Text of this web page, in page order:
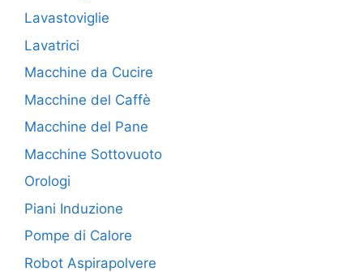
Lavastoviglie
Lavatrici
Macchine da Cucire
Macchine del Caffè
Macchine del Pane
Macchine Sottovuoto
Orologi
Piani Induzione
Pompe di Calore
Robot Aspirapolvere